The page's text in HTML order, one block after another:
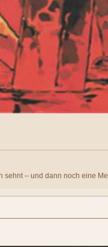
– und dann noch eine